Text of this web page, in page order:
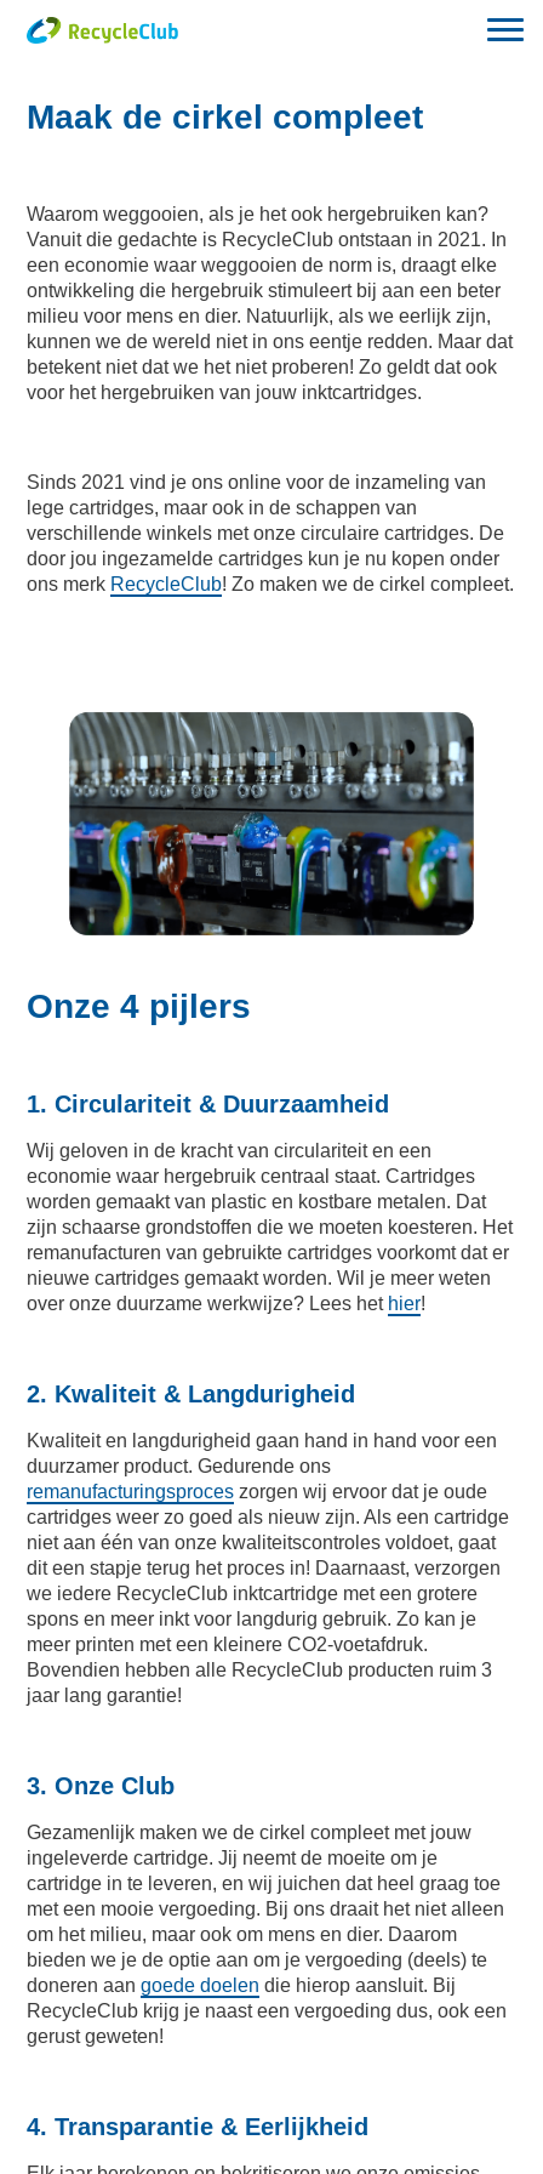
Maak de cirkel compleet
Waarom weggooien, als je het ook hergebruiken kan?
Vanuit die gedachte is RecycleClub ontstaan in 2021. In
een economie waar weggooien de norm is, draagt elke
ontwikkeling die hergebruik stimuleert bij aan een beter
milieu voor mens en dier. Natuurlijk, als we eerlijk zijn,
kunnen we de wereld niet in ons eentje redden. Maar dat
betekent niet dat we het niet proberen! Zo geldt dat ook
voor het hergebruiken van jouw inktcartridges.
Sinds 2021 vind je ons online voor de inzameling van
lege cartridges, maar ook in de schappen van
verschillende winkels met onze circulaire cartridges. De
door jou ingezamelde cartridges kun je nu kopen onder
ons merk RecycleClub! Zo maken we de cirkel compleet.
Onze 4 pijlers
1. Circulariteit & Duurzaamheid
Wij geloven in de kracht van circulariteit en een
economie waar hergebruik centraal staat. Cartridges
worden gemaakt van plastic en kostbare metalen. Dat
zijn schaarse grondstoffen die we moeten koesteren. Het
remanufacturen van gebruikte cartridges voorkomt dat er
nieuwe cartridges gemaakt worden. Wil je meer weten
over onze duurzame werkwijze? Lees het hier!
2. Kwaliteit & Langdurigheid
Kwaliteit en langdurigheid gaan hand in hand voor een
duurzamer product. Gedurende ons
remanufacturingsproces zorgen wij ervoor dat je oude
cartridges weer zo goed als nieuw zijn. Als een cartridge
niet aan één van onze kwaliteitscontroles voldoet, gaat
dit een stapje terug het proces in! Daarnaast, verzorgen
we iedere RecycleClub inktcartridge met een grotere
spons en meer inkt voor langdurig gebruik. Zo kan je
meer printen met een kleinere CO2-voetafdruk.
Bovendien hebben alle RecycleClub producten ruim 3
jaar lang garantie!
3. Onze Club
Gezamenlijk maken we de cirkel compleet met jouw
ingeleverde cartridge. Jij neemt de moeite om je
cartridge in te leveren, en wij juichen dat heel graag toe
met een mooie vergoeding. Bij ons draait het niet alleen
om het milieu, maar ook om mens en dier. Daarom
bieden we je de optie aan om je vergoeding (deels) te
doneren aangoede doelen die hierop aansluit. Bij
RecycleClub krijg je naast een vergoeding dus, ook een
gerust geweten!
4.Transparantie & Eerlijkheid